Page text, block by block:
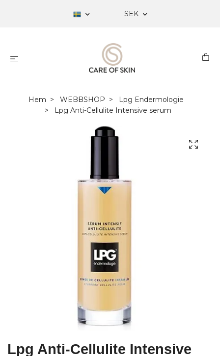
SEK
Hem WEBBSHOP
Lpg Endermologie
Lpg Anti-Cellulite Intensive serum
Lpg Anti-Cellulite Intensive